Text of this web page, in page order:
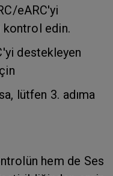
eARC'yi
edin.
destekleyen
lütfen 3. adıma
hem de Ses